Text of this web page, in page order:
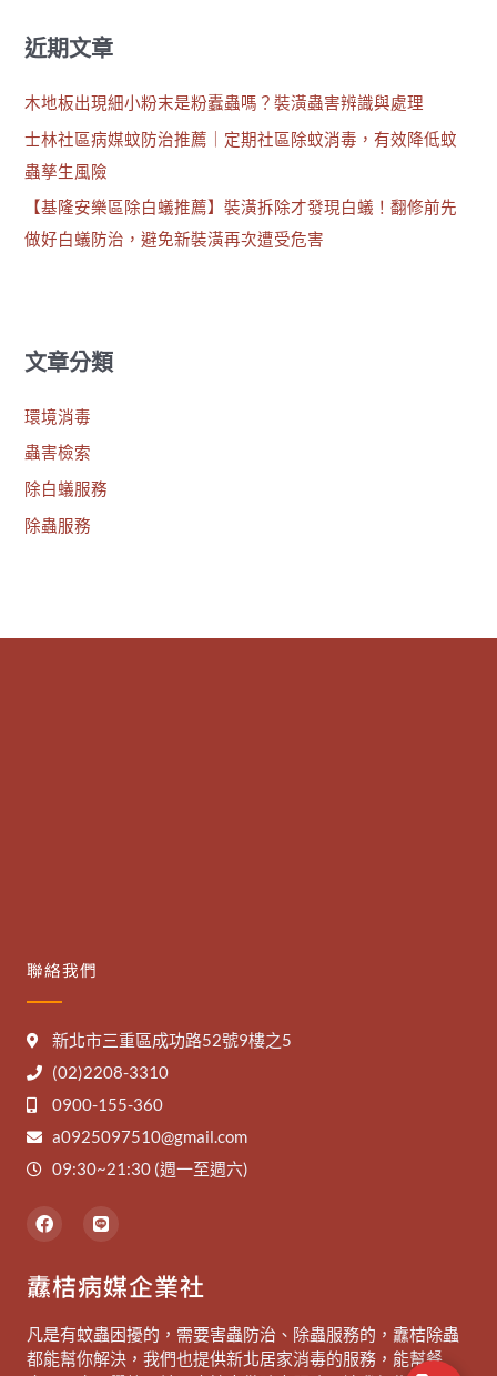
近期文章
木地板出現細小粉末是粉蠹蟲嗎？裝潢蟲害辨識與處理
士林社區病媒蚊防治推薦｜定期社區除蚊消毒，有效降低蚊
蟲孳生風險
【基隆安樂區除白蟻推薦】裝潢拆除才發現白蟻！翻修前先
做好白蟻防治，避免新裝潢再次遭受危害
文章分類
環境消毒
蟲害檢索
除白蟻服務
除蟲服務
纛桔病媒企業社
凡是有蚊蟲困擾的，需要害蟲防治、除蟲服務的，纛桔除蟲
都能幫你解決，我們也提供新北居家消毒的服務，能幫餐
聯絡我們
新北市三重區成功路52號9樓之5
(02)2208-3310
0900-155-360
a0925097510@gmail.com
09:30~21:30 (週一至週六)
F
a
b
o
k
L
i